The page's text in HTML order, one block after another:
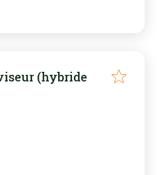
(hybride